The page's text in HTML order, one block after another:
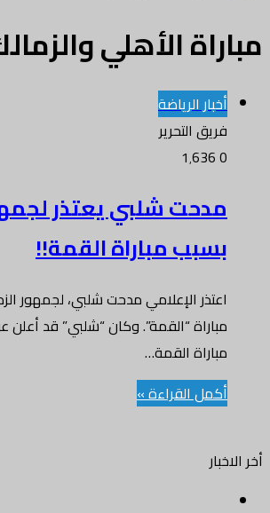
مباراة الأهلي
أخبار الرياضة
فريق التحرير
0
مدحت شلبي يعتذر
بسبب مباراة القمة!!
اعتذر الإعلامي مدحت شلبي، لجمهور
مباراة “القمة”. وكان “شلبي” قد
مباراة القمة…
أكمل القراءة »
أخر الاخبار